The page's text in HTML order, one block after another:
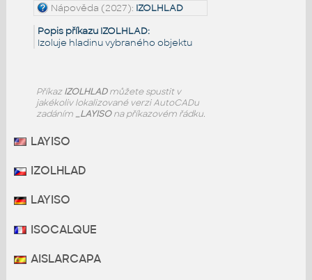
Nápověda (2027): IZOLHLAD
Popis příkazu IZOLHLAD:
Izoluje hladinu vybraného objektu
PříkazIZOLHLADmůžete spustit v
jakékoliv lokalizované verzi AutoCADu
zadáním _LAYISOna příkazovém řádku.
LAYISO
IZOLHLAD
LAYISO
ISOCALQUE
AISLARCAPA